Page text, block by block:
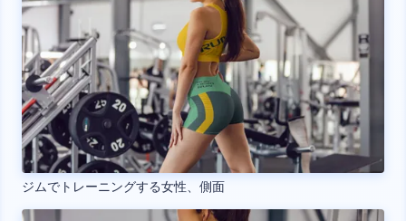
ジムでトレーニングする女性、側面